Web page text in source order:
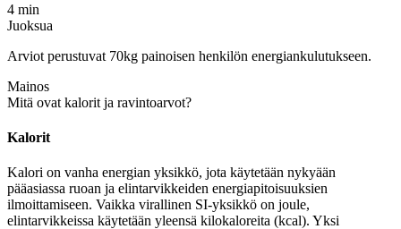
4 min
Juoksua
Arviot perustuvat 70kg painoisen henkilön energiankulutukseen.
Mainos
Mitä ovat kalorit ja ravintoarvot?
Kalorit
Kalori on vanha energian yksikkö, jota käytetään nykyään
pääasiassa ruoan ja elintarvikkeiden energiapitoisuuksien
ilmoittamiseen. Vaikka virallinen SI-yksikkö on joule,
elintarvikkeissa käytetään yleensä kilokaloreita (kcal). Yksi